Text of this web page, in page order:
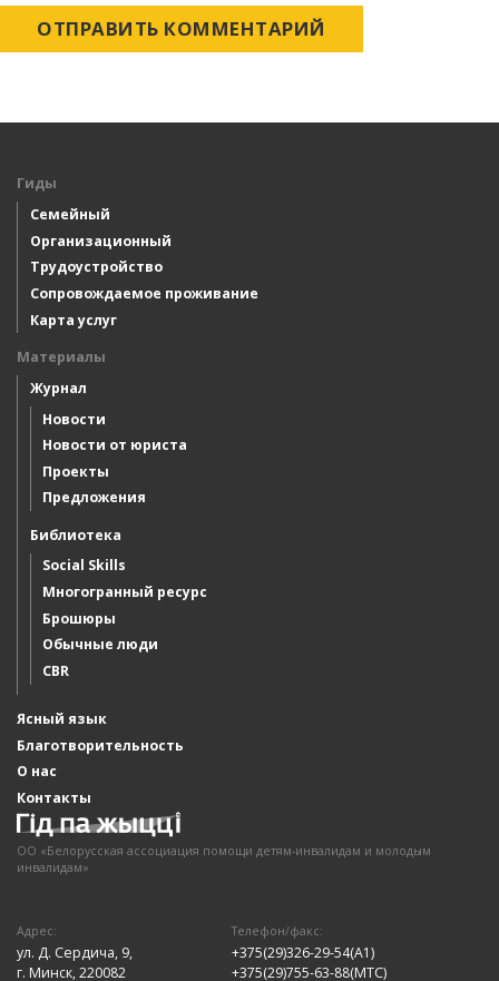
Гиды
Семейный
Организационный
Трудоустройство
Сопровождаемое проживание
Карта услуг
Материалы
Журнал
Новости
Новости от юриста
Проекты
Предложения
Библиотека
Social Skills
Многогранный ресурс
Брошюры
Обычные люди
CBR
Ясный язык
Благотворительность
О нас
Контакты
ОО «Белорусская ассоциация помощи детям-инвалидам и молодым
инвалидам»
Адрес:
ул. Д. Сердича, 9,
г. Минск, 220082
Телефон/факс:
+375(29)326-29-54(А1)
+375(29)755-63-88(МТС)